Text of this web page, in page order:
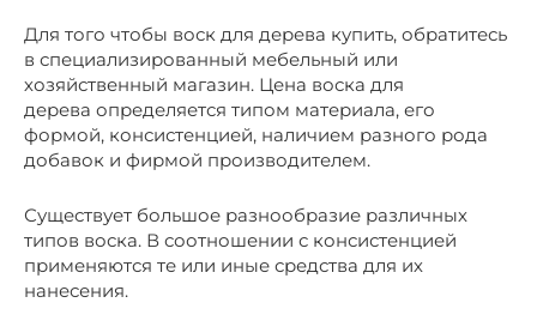
Для того чтобы воск для дерева купить, обратитесь
в специализированный мебельный или
хозяйственный магазин. Цена воска для
дерева определяется типом материала, его
формой, консистенцией, наличием разного рода
добавок и фирмой производителем.
Существует большое разнообразие различных
типов воска. В соотношении с консистенцией
применяются те или иные средства для их
нанесения.